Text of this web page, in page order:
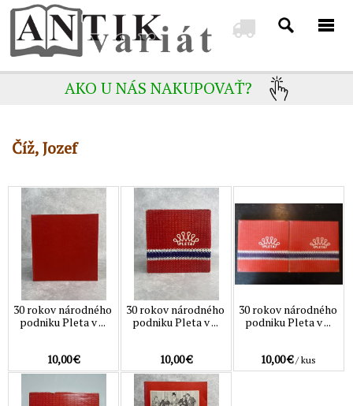
AKO U NÁS NAKUPOVAŤ?
Číž, Jozef
30 rokov národného
podniku Pleta v ...
10,00 €
30 rokov národného
podniku Pleta v ...
10,00 €
30 rokov národného
podniku Pleta v ...
10,00 €/ kus